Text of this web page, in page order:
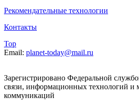
Рекомендательные технологии
Контакты
Top
Email: planet-today@mail.ru
Зарегистрировано Федеральной
связи, информационных технологий и
коммуникаций